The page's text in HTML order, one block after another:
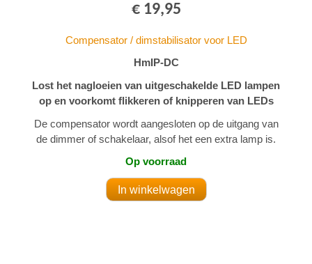
€ 19,95
Compensator / dimstabilisator voor LED
HmIP-DC
Lost het nagloeien van uitgeschakelde LED lampen
op en voorkomt flikkeren of knipperen van LEDs
De compensator wordt aangesloten op de uitgang van
de dimmer of schakelaar, alsof het een extra lamp is.
Op voorraad